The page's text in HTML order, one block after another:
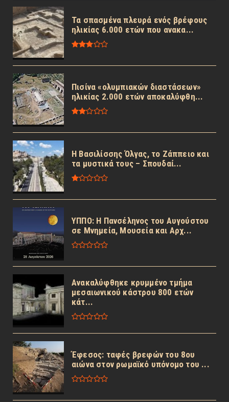
Τα σπασμένα πλευρά ενός βρέφους
ηλικίας 6.000 ετών που ανακα...
Πισίνα «ολυμπιακών διαστάσεων»
ηλικίας 2.000 ετών αποκαλύφθη...
Η Βασιλίσσης Όλγας, το Ζάππειο και
τα μυστικά τους – Σπουδαί...
ΥΠΠΟ: Η Πανσέληνος του Αυγούστου
σε Μνημεία, Μουσεία και Αρχ...
Ανακαλύφθηκε κρυμμένο τμήμα
μεσαιωνικού κάστρου 800 ετών
κάτ...
Έφεσος: ταφές βρεφών του 8ου
αιώνα στον ρωμαϊκό υπόνομο του ...